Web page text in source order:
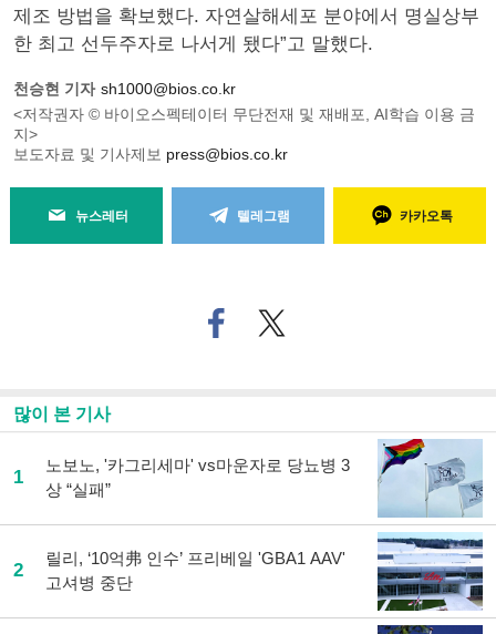
제조 방법을 확보했다. 자연살해세포 분야에서 명실상부
한 최고 선두주자로 나서게 됐다”고 말했다.
천승현 기자 sh1000@bios.co.kr
<저작권자 © 바이오스펙테이터 무단전재 및 재배포, AI학습 이용 금
지>
보도자료 및 기사제보 press@bios.co.kr
뉴스레터 텔레그램 카카오톡
페
이
기
사
공
트위
터로
많이 본 기사
1
노보노, '카그리세마' vs마운자로 당뇨병 3
상 “실패”
2
릴리, ‘10억弗 인수’ 프리베일 'GBA1 AAV'
고셔병 중단